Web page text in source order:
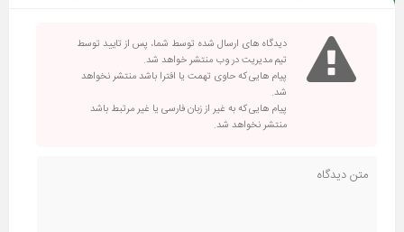
دیدگاه های ارسال شده توسط شما، پس از تایید توسط
تیم مدیریت در وب منتشر خواهد شد.
پیام هایی که حاوی تهمت یا افترا باشد منتشر نخواهد
شد.
پیام هایی که به غیر از زبان فارسی یا غیر مرتبط باشد
منتشر نخواهد شد.